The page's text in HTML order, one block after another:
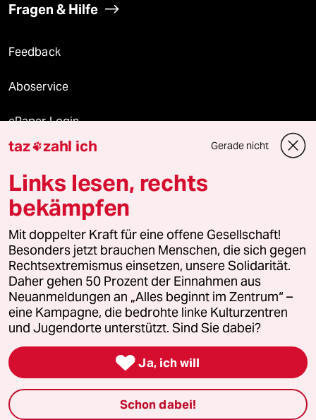
Fragen & Hilfe
Feedback
Aboservice
ePaper Login
Downloads für Abonnierende
© 2026 taz Verlags und Vertriebs GmbH
Alle Rechte vorbehalten. Bei rechtlichen Fragen oder für Genehmigungen
wenden Sie sich bitte an
lizenzen@taz.de
Feedback Redaktionsstatut Kommune-Richtlinien
Leitlinie Informant Datenschutz Impressum AGB
Seitenwende Einwilligungen widerrufen (Ads)
taz zahl ich Gerade nicht
Links lesen, rechts
bekämpfen
Mit doppelter Kraft für eine offene Gesellschaft!
Besonders jetzt brauchen Menschen, die sich gegen
Rechtsextremismus einsetzen, unsere Solidarität.
Daher gehen 50 Prozent der Einnahmen aus
Neuanmeldungen an „Alles beginnt im Zentrum“ –
eine Kampagne, die bedrohte linke Kulturzentren
und Jugendorte unterstützt. Sind Sie dabei?
 Ja, ich will
Schon dabei!